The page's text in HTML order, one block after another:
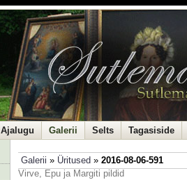
Ajalugu Galerii Selts Tagasiside
Galerii » Üritused » 2016-08-06-591
Virve, Epu ja Margiti pildid